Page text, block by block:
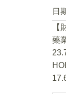
日
藥